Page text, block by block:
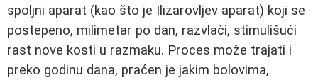
spoljni aparat (kao što je Ilizarovljev aparat) koji se
postepeno, milimetar po dan, razvlači, stimulišući
rast nove kosti u razmaku. Proces može trajati i
preko godinu dana, praćen je jakim bolovima,